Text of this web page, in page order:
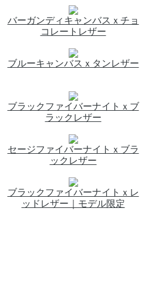
バーガンディキャンバスｘチョ
コレートレザー
ブルーキャンバスｘタンレザー
ブラックファイバーナイトｘブ
ラックレザー
セージファイバーナイトｘブラ
ックレザー
ブラックファイバーナイトｘレ
ッドレザー｜モデル限定